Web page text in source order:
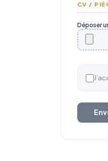
CV /
Déposer